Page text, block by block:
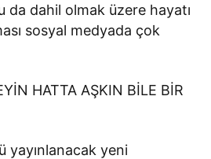
da dahil olmak üzere hayatı
sosyal medyada çok
HATTA AŞKIN BİLE BİR
yayınlanacak yeni